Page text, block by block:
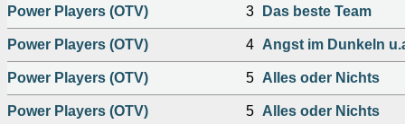
Power Players (OTV) 3 Das beste Team
Power Players (OTV) 4 Angst im Dunkeln
Power Players (OTV) 5 Alles oder Nichts
Power Players (OTV) 5 Alles oder Nichts